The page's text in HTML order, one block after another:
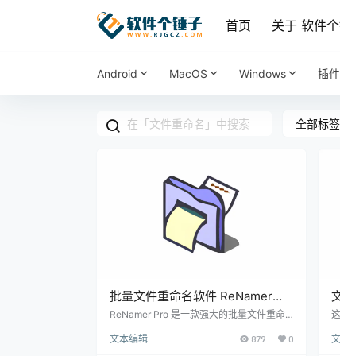
首页 关于 软件
Android MacOS Windows 插
全部标签
批量文件重命名软件 ReNamer
Pro v7.9.0.1 | 软件个锤子 | R1968
ReNamer Pro 是一款强大的批量文件重命
速、轻松地批量重命名文件和文件夹，支持
文本编辑 879 0